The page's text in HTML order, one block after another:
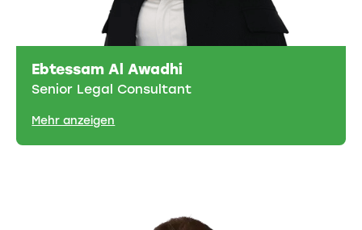
Ebtessam Al Awadhi
Senior Legal Consultant
Mehr anzeigen